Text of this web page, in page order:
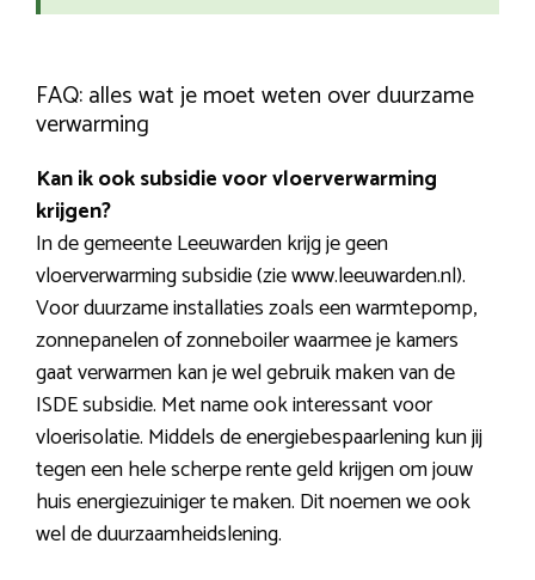
FAQ: alles wat je moet weten over duurzame
verwarming
Kan ik ook subsidie voor vloerverwarming
krijgen?
In de gemeente Leeuwarden krijg je geen
vloerverwarming subsidie (zie www.leeuwarden.nl).
Voor duurzame installaties zoals een warmtepomp,
zonnepanelen of zonneboiler waarmee je kamers
gaat verwarmen kan je wel gebruik maken van de
ISDE subsidie. Met name ook interessant voor
vloerisolatie. Middels de energiebespaarlening kun jij
tegen een hele scherpe rente geld krijgen om jouw
huis energiezuiniger te maken. Dit noemen we ook
wel de duurzaamheidslening.